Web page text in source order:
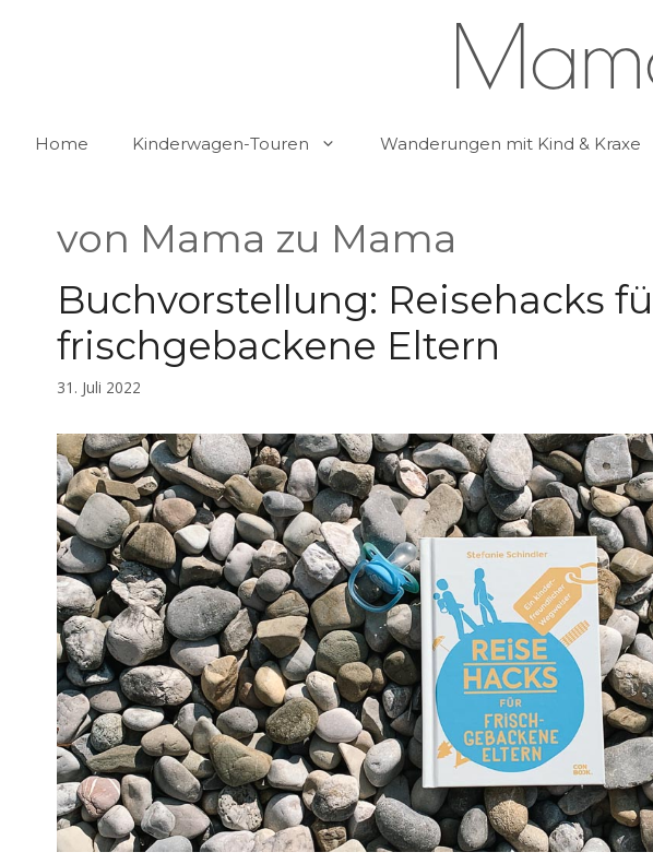
Home Kinderwagen-Touren Wanderungen mit Kind & Kraxe
von Mama zu Mama
Buchvorstellung: Reisehacks
frischgebackene Eltern
31. Juli 2022